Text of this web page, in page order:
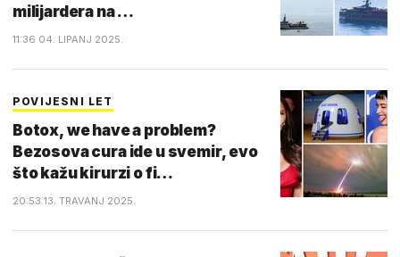
milijardera na …
11:36 04. LIPANJ 2025.
POVIJESNI LET
Botox, we have a problem?
Bezosova cura ide u svemir, evo
što kažu kirurzi o fi…
20:53 13. TRAVANJ 2025.